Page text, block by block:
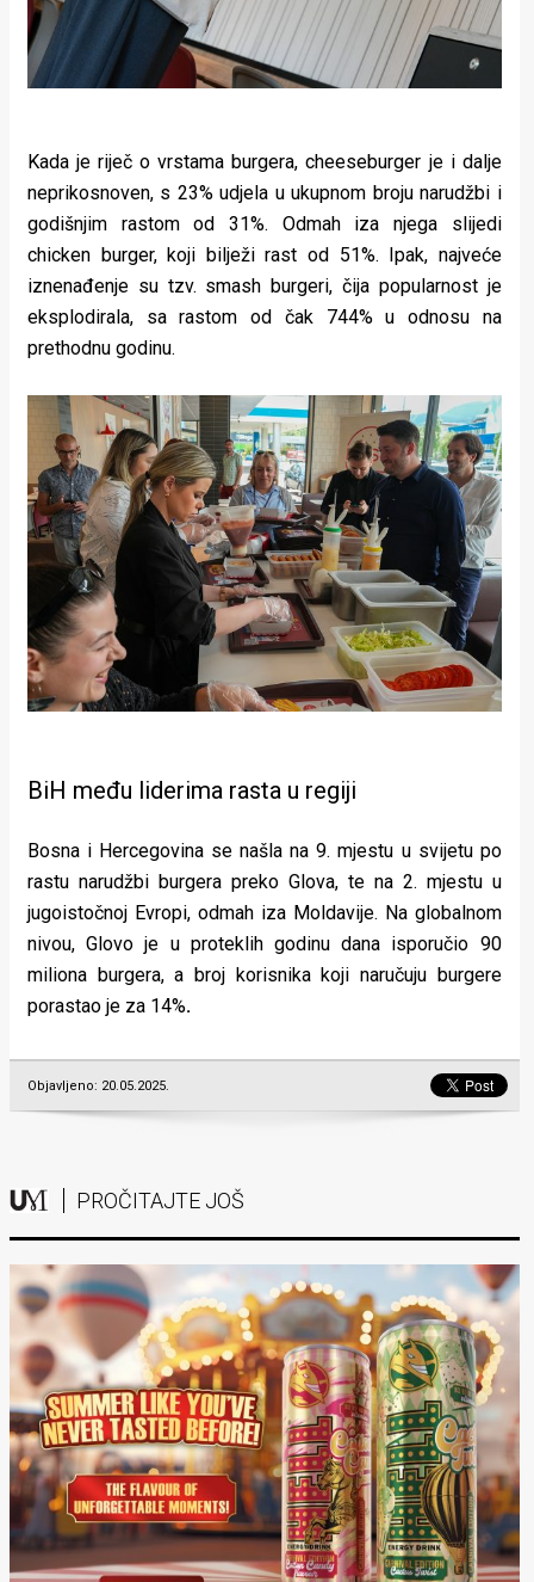
Kada je riječ o vrstama burgera, cheeseburger je i dalje
neprikosnoven, s 23% udjela u ukupnom broju narudžbi i
godišnjim rastom od 31%. Odmah iza njega slijedi
chicken burger, koji bilježi rast od 51%. Ipak, najveće
iznenađenje su tzv. smash burgeri, čija popularnost je
eksplodirala, sa rastom od čak 744% u odnosu na
prethodnu godinu.
BiH među liderima rasta u regiji
Bosna i Hercegovina se našla na 9. mjestu u svijetu po
rastu narudžbi burgera preko Glova, te na 2. mjestu u
jugoistočnoj Evropi, odmah iza Moldavije. Na globalnom
nivou, Glovo je u proteklih godinu dana isporučio 90
miliona burgera, a broj korisnika koji naručuju burgere
porastao je za 14%.
Objavljeno: 20.05.2025.
PROČITAJTE JOŠ